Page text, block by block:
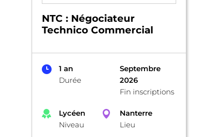
NTC : Négociateur
Technico Commercial
1 an
Durée
Septembre
2026
Fin inscriptions
Lycéen
Niveau
Nanterre
Lieu